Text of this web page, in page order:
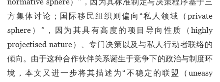
方集体讨论；国际移民组织则偏向“私人领域（private
sphere）”，因为其具有高度的项目导向性质（highly
projectised nature）、专门决策以及与私人行动者联络的
倾向。由于这种合作伙伴关系诞生于竞争下的政治与制度环
境，本文又进一步将其描述为“不稳定的联盟（uneasy